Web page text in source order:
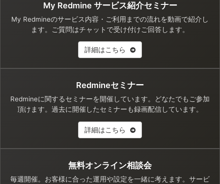
My Redmine サービス紹介セミナー
My Redmineのサービス内容・ご利用までの流れを動画で紹介し
ます。ご質問はチャットで受け付けご回答します。
詳細はこちら
Redmineセミナー
Redmineに関するセミナーを開催しています。どなたでもご参加
頂けます。過去に開催したセミナーも録画配信しています。
詳細はこちら
無料オンライン相談会
毎週開催。お客様に合った運用や設定を一緒に考えます。サービ